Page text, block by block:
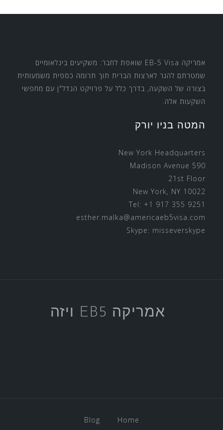
אמריקה EB-5 Visa שואפת לחבר: משקיעים בינלאומיים
שמטרתם להגר לארצות הברית תוך תרומה כספית משמעותית
בצורה של השקעה, בדרך כלל על פרויקט הנדל"ן עם מחפשי
השקעות אלה.
המטה בניו יורק
New York Headquarters
590 Madison Avenue
21st Floor
New York, NY 10022
Tel: +1 917 355 9251
esther.malka@americaeb5visa.com
Skype: misseverskype
אמריקה EB5 ויזה
Home
Blog